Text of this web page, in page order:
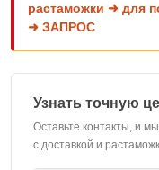
растаможки ➜ для
➜ ЗАПРОС
Узнать точную
Оставьте контакты, и
с доставкой и